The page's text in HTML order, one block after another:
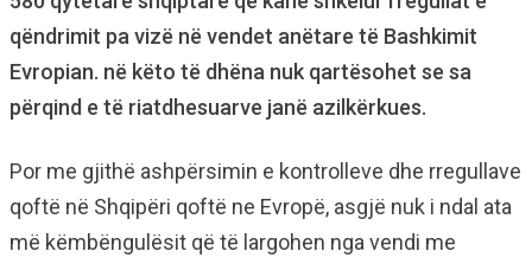
qëndrimit pa vizë në vendet anëtare të Bashkimit
Evropian. në këto të dhëna nuk qartësohet se sa
përqind e të riatdhesuarve janë azilkërkues.
Por me gjithë ashpërsimin e kontrolleve dhe rregullave
qoftë në Shqipëri qoftë ne Evropë, asgjë nuk i ndal ata
më këmbëngulësit që të largohen nga vendi me